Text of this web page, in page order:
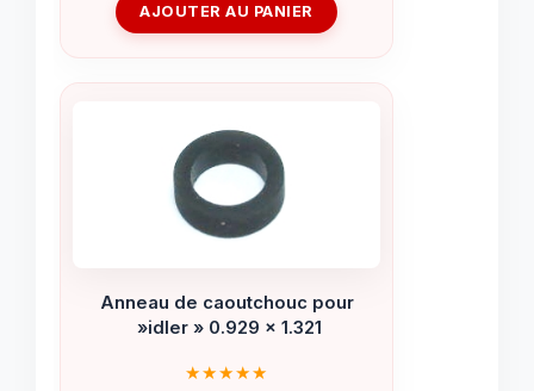
AJOUTER AU PANIER
Anneau de caoutchouc pour
»idler » 0.929 x 1.321